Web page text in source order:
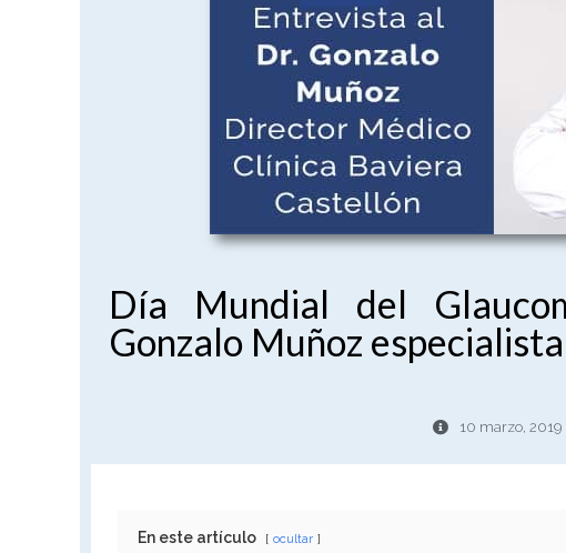
Día Mundial del
Gonzalo Muñoz
10 marzo, 2019
En este artículo ocultar